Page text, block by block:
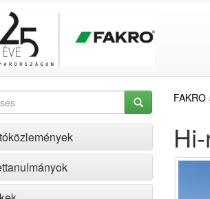
FAKRO